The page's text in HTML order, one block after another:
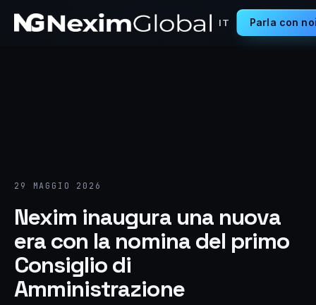
IT Parla con
29 MAGGIO 2026
Nexim inaugura una nuova
era con la nomina del primo
Consiglio di
Amministrazione